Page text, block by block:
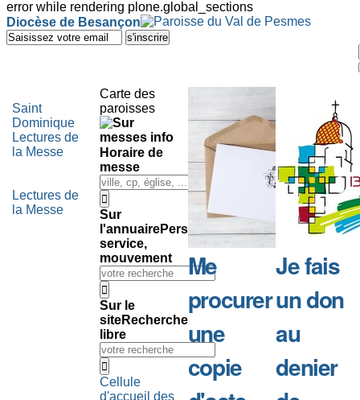
error while rendering plone.global_sections
Outils
personnels
Diocèse de Besançon
Aller
au
à
la
navigation
Saint
Dominique
Lectures de
la Messe
Lectures de
la Messe
Carte des
paroisses
Horaire de
messe
Sur
l'annuairePersonne,
service,
mouvement
Sur le
siteRecherche
libre
Cellule
d'accueil des
Me
procurer
une
copie
Je fais
un don
au
denier